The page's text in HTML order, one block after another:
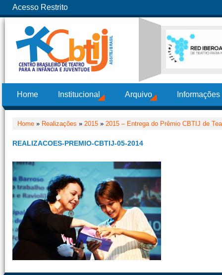
Acesso Restrito
Home Institucional Arquivo
Home » Realizações » 2015 » 2015 – Entrega do Prêmio CBTIJ de
REALIZACOES-PREMIO-CBTIJ-05-2014